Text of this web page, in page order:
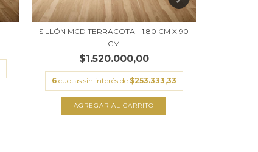
SILLÓN MCD TERRACOTA - 1.80 CM X 90
CM
$1.520.000,00
6 cuotas sin interés de $253.333,33
AGREGAR AL CARRITO